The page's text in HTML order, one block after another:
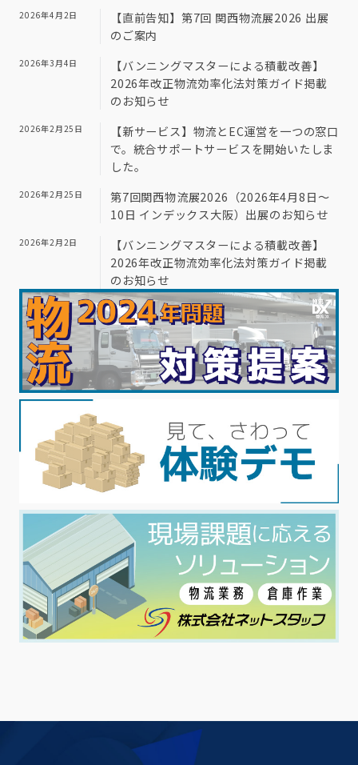
2026年4月2日
【直前告知】第7回 関西物流展2026 出展
のご案内
2026年3月4日
【バンニングマスターによる積載改善】
2026年改正物流効率化法対策ガイド掲載
のお知らせ
2026年2月25日
【新サービス】物流とEC運営を一つの窓口
で。統合サポートサービスを開始いたしま
した。
2026年2月25日
第7回関西物流展2026（2026年4月8日～
10日 インデックス大阪）出展のお知らせ
2026年2月2日
【バンニングマスターによる積載改善】
2026年改正物流効率化法対策ガイド掲載
のお知らせ